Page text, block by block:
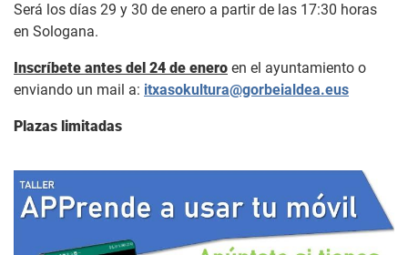
Será los días 29 y 30 de enero a partir de las 17:30 horas
en Sologana.
Inscríbete antes del 24 de enero en el ayuntamiento o
enviando un mail a: itxasokultura@gorbeialdea.eus
Plazas limitadas